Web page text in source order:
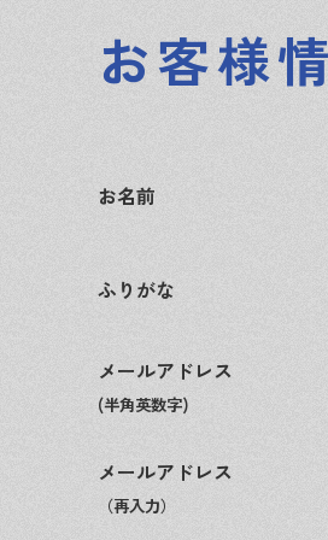
お客様
お名前
ふりがな
メールアドレス
(半角英数字)
メールアドレス
（再入力）